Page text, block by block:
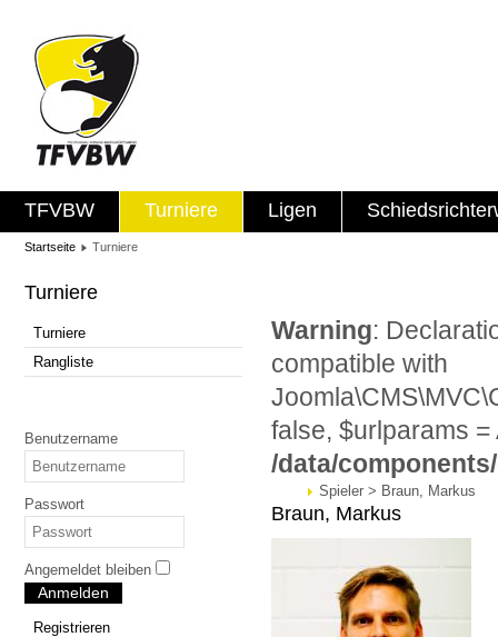
TFVBW Turniere Ligen
Startseite Turniere
Turniere
Turniere
Rangliste
Benutzername
Passwort
Angemeldet bleiben
Anmelden
Registrieren
Warning:
compatible with
false, $urlparams =
/data/
Spieler > Braun, Markus
Braun, Markus